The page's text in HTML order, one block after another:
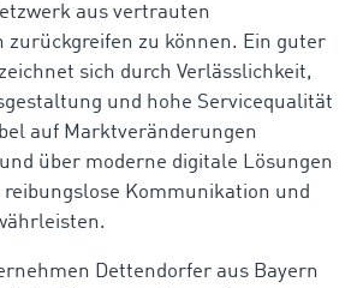
aus vertrauten
zurückgreifen zu können. Ein guter
sich durch Verlässlichkeit,
und hohe Servicequalität
auf Marktveränderungen
über moderne digitale Lösungen
Kommunikation und
Dettendorfer aus Bayern